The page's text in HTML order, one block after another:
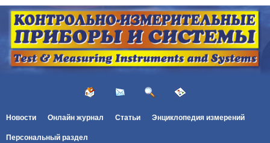
Новости Онлайн журнал Статьи Энциклопедия измерений
Персональный раздел